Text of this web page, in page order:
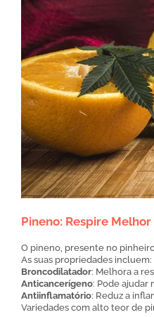
Pineno: Respire Melhor
O pineno, presente no
As suas propriedades incluem:
Broncodilatador: Melhora a
Anticancerígeno: Pode ajudar
Antiinflamatório: Reduz a
Variedades com alto teor de